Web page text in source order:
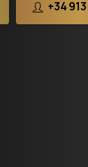
+34